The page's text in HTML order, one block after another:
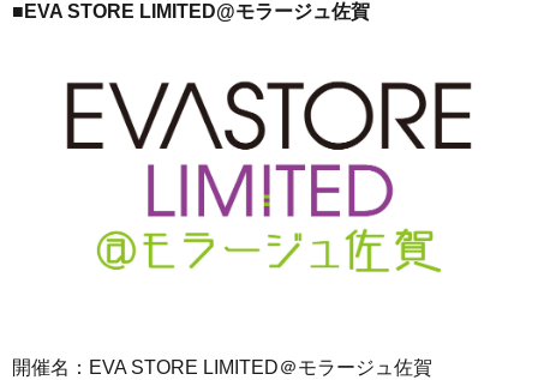
■EVA STORE LIMITED@モラージュ佐賀
開催名：EVA STORE LIMITED＠モラージュ佐賀